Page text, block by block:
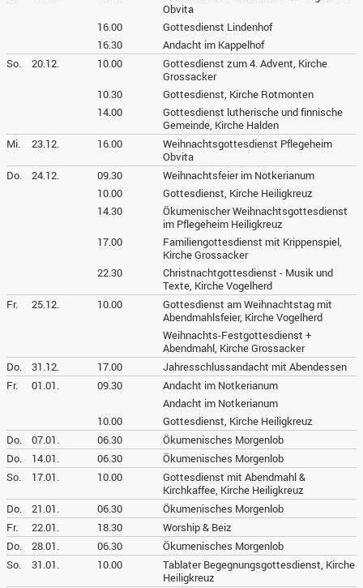
Obvita
16.00
Gottesdienst Lindenhof
16.30
Andacht im Kappelhof
So.
20.12. 10.00
Gottesdienst zum 4. Advent, Kirche
Grossacker
10.30
Gottesdienst, Kirche Rotmonten
14.00
Gottesdienst lutherische und finnische
Gemeinde, Kirche Halden
Mi.
23.12. 16.00
Weihnachtsgottesdienst Pflegeheim
Obvita
Do.
24.12. 09.30
Weihnachtsfeier im Notkerianum
10.00
Gottesdienst, Kirche Heiligkreuz
14.30
Ökumenischer Weihnachtsgottesdienst
im Pflegeheim Heiligkreuz
17.00
Familiengottesdienst mit Krippenspiel,
Kirche Grossacker
22.30
Christnachtgottesdienst - Musik und
Texte, Kirche Vogelherd
Fr.
25.12. 10.00
Gottesdienst am Weihnachtstag mit
Abendmahlsfeier, Kirche Vogelherd
Weihnachts-Festgottesdienst +
Abendmahl, Kirche Grossacker
Do.
31.12. 17.00
Jahresschlussandacht mit Abendessen
Fr.
01.01. 09.30
Andacht im Notkerianum
Andacht im Notkerianum
10.00
Gottesdienst, Kirche Heiligkreuz
Do.
07.01. 06.30
Ökumenisches Morgenlob
Do.
14.01. 06.30
Ökumenisches Morgenlob
So.
17.01. 10.00
Gottesdienst mit Abendmahl &
Kirchkaffee, Kirche Heiligkreuz
Do.
21.01. 06.30
Ökumenisches Morgenlob
Fr.
22.01. 18.30
Worship & Beiz
Do.
28.01. 06.30
Ökumenisches Morgenlob
So.
31.01. 10.00
Tablater Begegnungsgottesdienst, Kirche
Heiligkreuz